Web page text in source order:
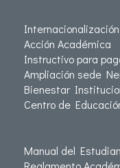
Internacionalización
Acción Académica
Instructivo para
Ampliación sede
Bienestar
Centro de
Manual del